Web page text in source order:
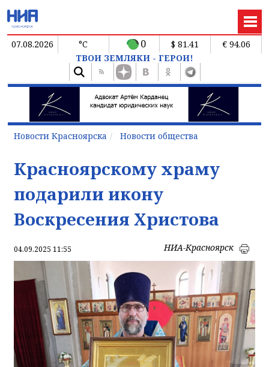
07.08.2026 °C 0 $ 81.41
€ 94.06
ТВОИ ЗЕМЛЯКИ - ГЕРОИ!
Новости Красноярска Новости общества
Красноярскому храму
подарили икону
Воскресения Христова
04.09.2025 11:55 НИА-Красноярск